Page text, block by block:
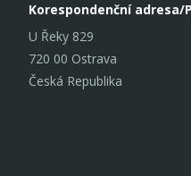
Korespondenční
U Řeky 829
720 00 Ostrava
Česká Republika